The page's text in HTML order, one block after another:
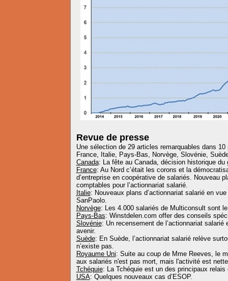
Revue de presse
Une sélection de 29 articles remarquables dans
France, Italie, Pays-Bas, Norvège, Slovénie,
Canada: La fête au Canada, décision historique du
France: Au Nord c’était les corons et la
d’entreprise en coopérative de salariés. Nouveau
comptables pour l’actionnariat salarié.
Italie: Nouveaux plans d’actionnariat salarié en
SanPaolo.
Norvège: Les 4.000 salariés de Multiconsult sont
Pays-Bas: Winstdelen.com offer des conseils
Slovénie: Un recensement de l’actionnariat
avenir.
Suède: En Suède, l’actionnariat salarié relève
n’existe pas.
Royaume Uni: Suite au coup de Mme Reeves, le
aux salariés n'est pas mort, mais l'activité est
Tchéquie: La Tchéquie est un des principaux
USA: Quelques nouveaux cas d’ESOP.